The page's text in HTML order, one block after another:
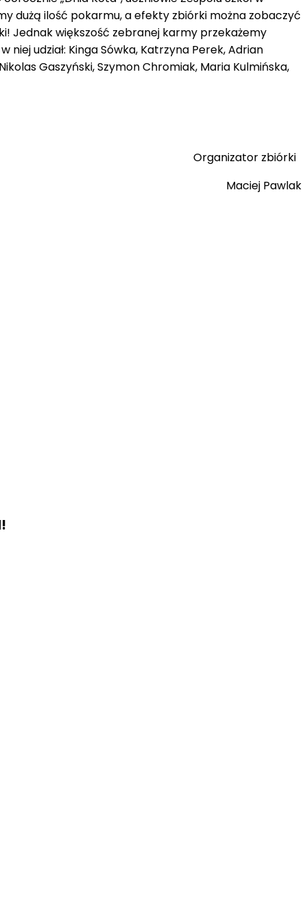
dużą ilość pokarmu, a efekty zbiórki można zobaczyć
! Jednak większość zebranej karmy przekażemy
w niejudział: Kinga Sówka, Katrzyna Perek, Adrian
NikolasGaszyński,SzymonChromiak, Maria Kulmińska,
Organizator zbiórki
Maciej Pawlak